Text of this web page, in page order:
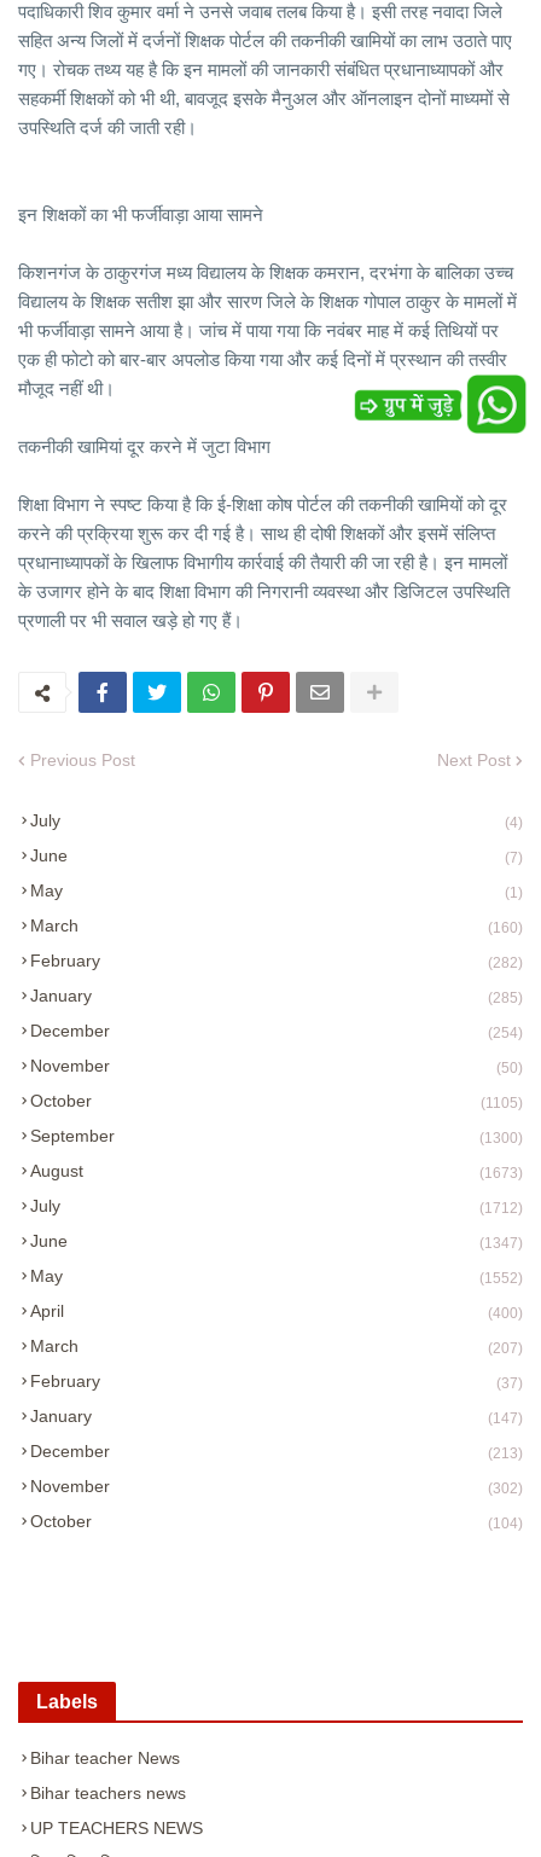
पदाधिकारी शिव कुमार वर्मा ने उनसे जवाब तलब किया है। इसी तरह नवादा जिले
सहित अन्य जिलों में दर्जनों शिक्षक पोर्टल की तकनीकी खामियों का लाभ उठाते पाए
गए। रोचक तथ्य यह है कि इन मामलों की जानकारी संबंधित प्रधानाध्यापकों और
सहकर्मी शिक्षकों को भी थी, बावजूद इसके मैनुअल और ऑनलाइन दोनों माध्यमों से
उपस्थिति दर्ज की जाती रही।
इन शिक्षकों का भी फर्जीवाड़ा आया सामने
किशनगंज के ठाकुरगंज मध्य विद्यालय के शिक्षक कमरान, दरभंगा के बालिका उच्च
विद्यालय के शिक्षक सतीश झा और सारण जिले के शिक्षक गोपाल ठाकुर के मामलों में
भी फर्जीवाड़ा सामने आया है। जांच में पाया गया कि नवंबर माह में कई तिथियों पर
एक ही फोटो को बार-बार अपलोड किया गया और कई दिनों में प्रस्थान की तस्वीर
मौजूद नहीं थी।
तकनीकी खामियां दूर करने में जुटा विभाग
शिक्षा विभाग ने स्पष्ट किया है कि ई-शिक्षा कोष पोर्टल की तकनीकी खामियों को दूर
करने की प्रक्रिया शुरू कर दी गई है। साथ ही दोषी शिक्षकों और इसमें संलिप्त
प्रधानाध्यापकों के खिलाफ विभागीय कार्रवाई की तैयारी की जा रही है। इन मामलों
के उजागर होने के बाद शिक्षा विभाग की निगरानी व्यवस्था और डिजिटल उपस्थिति
प्रणाली पर भी सवाल खड़े हो गए हैं।
Previous Post Next Post
July (4)
June (7)
May (1)
March (160)
February (282)
January (285)
December (254)
November (50)
October (1105)
September (1300)
August (1673)
July (1712)
June (1347)
May (1552)
April (400)
March (207)
February (37)
January (147)
December (213)
November (302)
October (104)
Labels
Bihar teacher News
Bihar teachers news
UP TEACHERS NEWS